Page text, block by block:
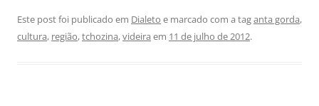
Este post foi publicado em Dialeto e marcado com a taganta gorda,
cultura, região,tchozina,videira em 11 de julho de 2012.